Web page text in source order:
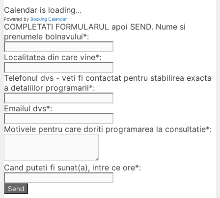
Calendar is loading...
Powered by Booking Calendar
COMPLETATI FORMULARUL apoi SEND. Nume si
prenumele bolnavului*:
Localitatea din care vine*:
Telefonul dvs - veti fi contactat pentru stabilirea exacta
a detaliilor programarii*:
Emailul dvs*:
Motivele pentru care doriti programarea la consultatie*:
Cand puteti fi sunat(a), intre ce ore*:
Send